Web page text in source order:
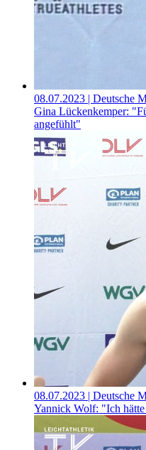
08.07.2023 | Deutsche
Gina Lückenkemper:
angefühlt"
08.07.2023 | Deutsche
Yannick Wolf: "Ich